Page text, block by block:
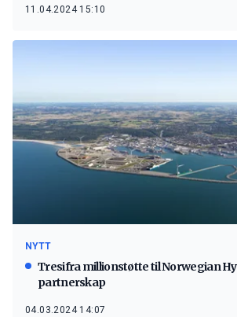
11.04.2024 15:10
NYTT
Tresifra millionstøtte til Norwegian
partnerskap
04.03.2024 14:07